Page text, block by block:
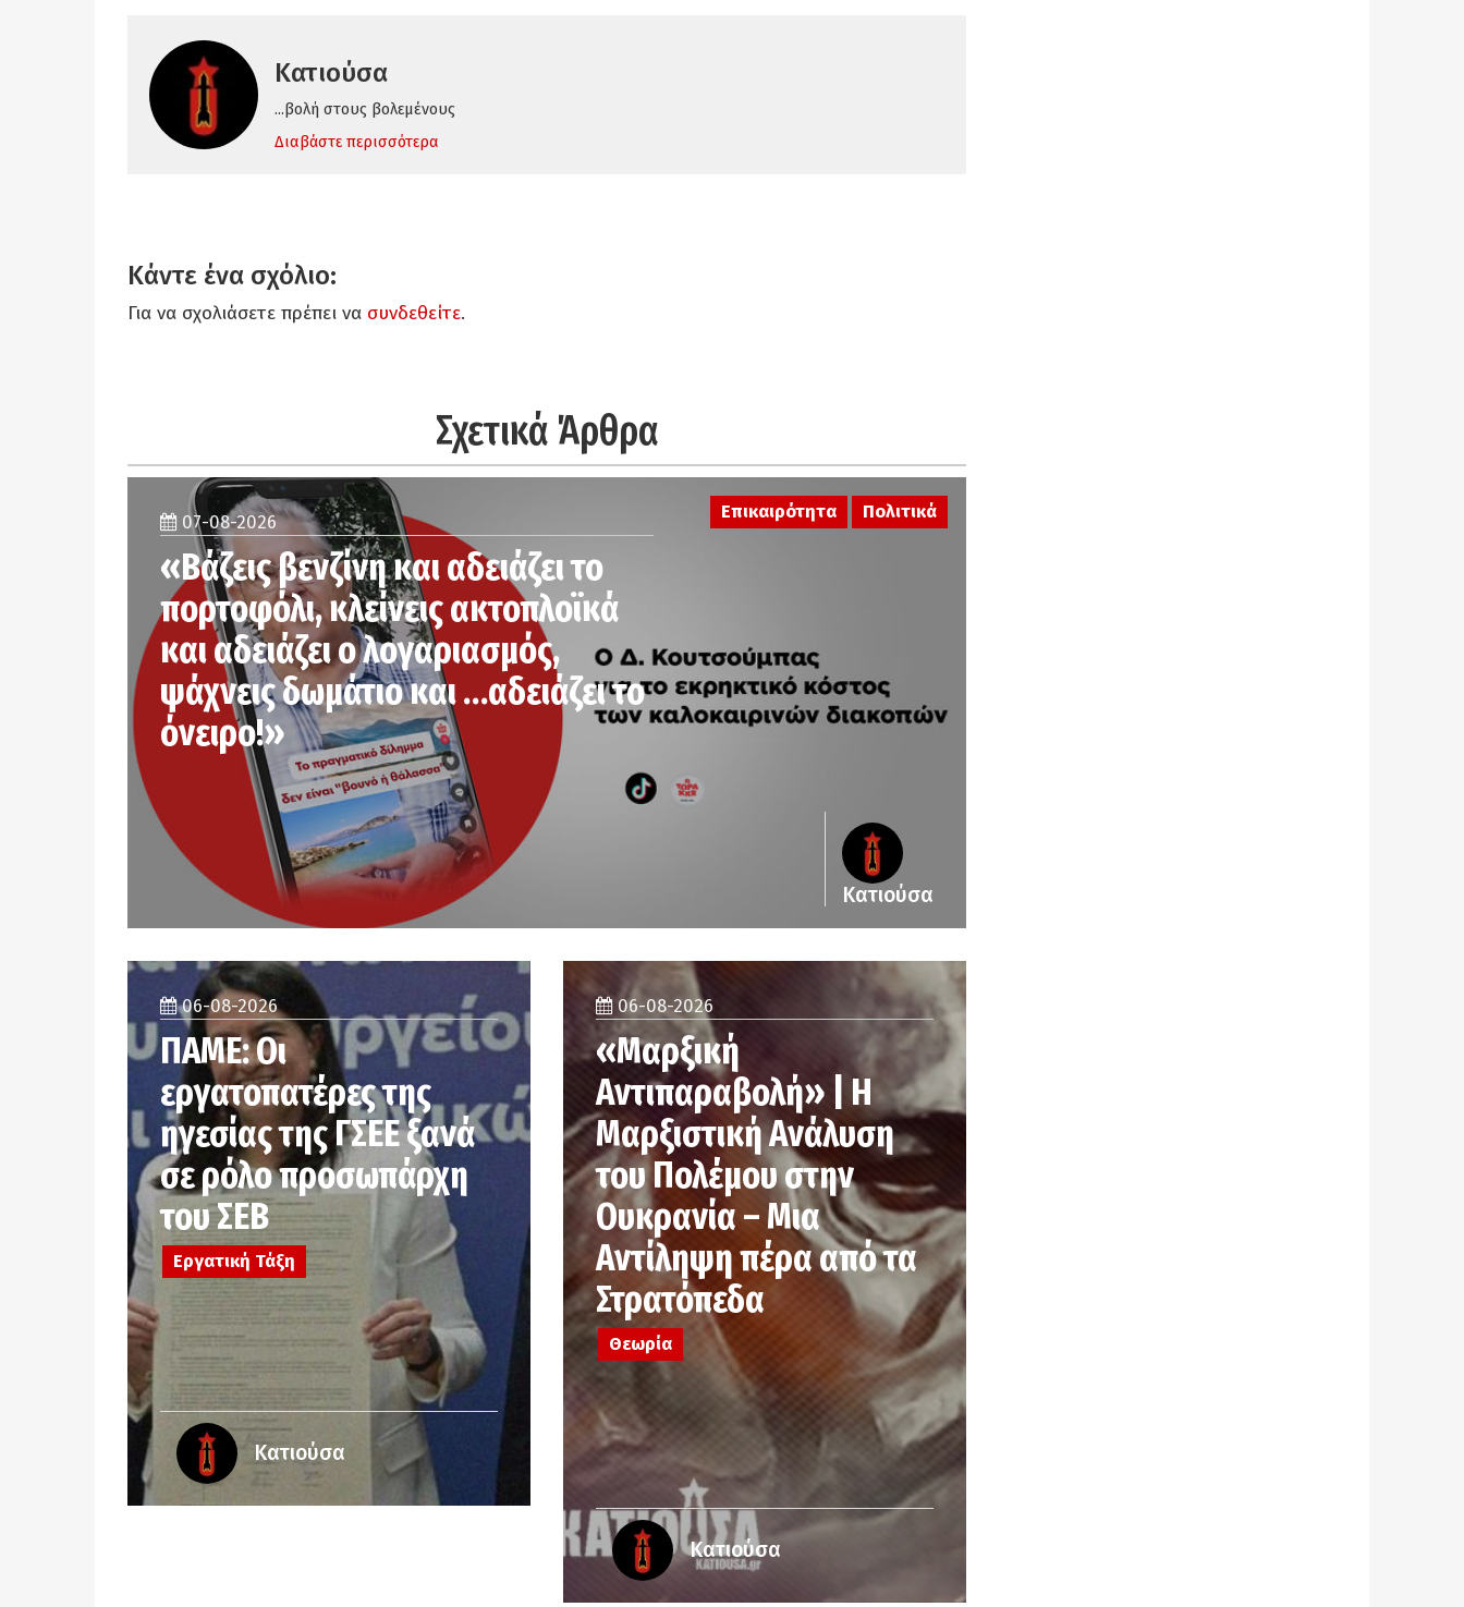
Κατιούσα
...βολή στους βολεμένους
Διαβάστε περισσότερα
Κάντε ένα σχόλιο:
Για να σχολιάσετε πρέπει να συνδεθείτε.
Σχετικά Άρθρα
Επικαιρότητα Πολιτικά
07-08-2026
«Βάζεις βενζίνη και αδειάζει το
πορτοφόλι, κλείνεις ακτοπλοϊκά
και αδειάζει ο λογαριασμός,
ψάχνεις δωμάτιο και …αδειάζει το
όνειρο!»
Κατιούσα
06-08-2026
ΠΑΜΕ: Οι
εργατοπατέρες της
ηγεσίας της ΓΣΕΕ ξανά
σε ρόλο προσωπάρχη
του ΣΕΒ
Εργατική Τάξη
Κατιούσα
06-08-2026
«Μαρξική
Αντιπαραβολή» | Η
Μαρξιστική Ανάλυση
του Πολέμου στην
Ουκρανία – Μια
Αντίληψη πέρα από τα
Στρατόπεδα
Θεωρία
Κατιούσα